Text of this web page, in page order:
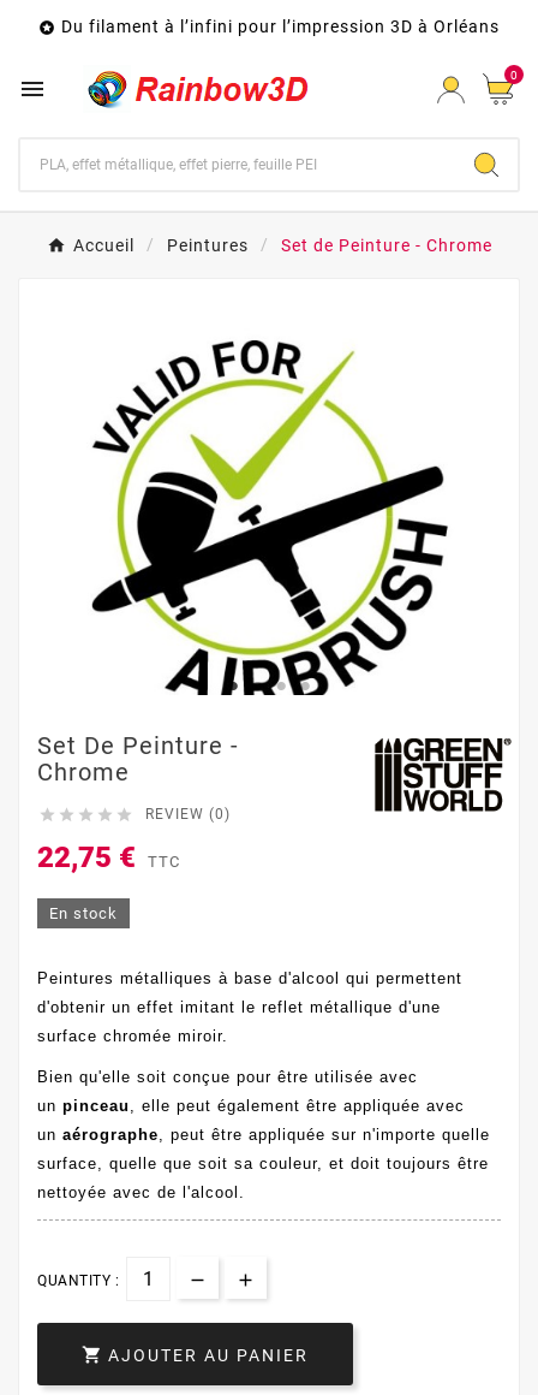
 Du filament à l’infini pour l’impression 3D à Orléans
 0
Accueil Peintures Set de Peinture - Chrome
Set De Peinture -
Chrome
     REVIEW (0)
22,75 € TTC
En stock
Peintures métalliques à base d'alcool qui permettent
d'obtenir un effet imitant le reflet métallique d'une
surface chromée miroir.
Bien qu'elle soit conçue pour être utilisée avec
un pinceau , elle peut également être appliquée avec
un aérographe, peut être appliquée sur n'importe quelle
surface, quelle que soit sa couleur, et doit toujours être
nettoyée avec de l'alcool.
QUANTITY :
 AJOUTER AU PANIER